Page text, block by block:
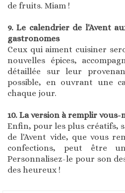
de fruits. Miam !
9. Le calendrier de l'Avent
gastronomes
Ceux qui aiment cuisiner
nouvelles épices,
détaillée sur leur
possible, en ouvrant une
chaque jour.
10. La version à remplir vous-
Enfin, pour les plus créatifs,
de l'Avent vide, que vous
confections, peut être
Personnalisez-le pour son
des heureux !